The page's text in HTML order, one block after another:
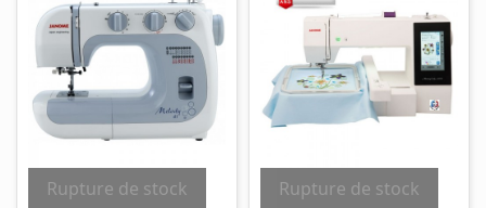
Rupture de stock Rupture de stock